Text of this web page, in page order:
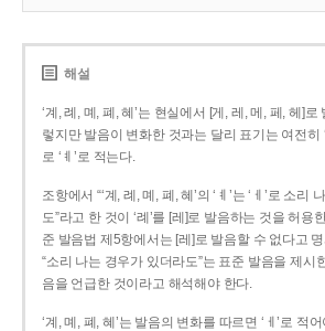
해설
‘계, 례, 몌, 폐, 혜’는 현실에서 [게, 레, 메, 페, 헤]
렇지만 발음이 변화한 것과는 달리 표기는 여전히
로 ‘ㅖ’로 적는다.
조항에서 “‘계, 례, 몌, 폐, 혜’의 ‘ㅖ’는 ‘ㅔ’로 소리
도”라고 한 것이 ‘례’를 [레]로 발음하는 것을 허용
준 발음법 제5항에서는 [레]로 발음할 수 없다고
“소리 나는 경우가 있더라도”는 표준 발음을 제시
음을 언급한 것이라고 해석해야 한다.
‘계, 몌, 폐, 혜’는 발음의 변화를 따르면 ‘ㅔ’로 적